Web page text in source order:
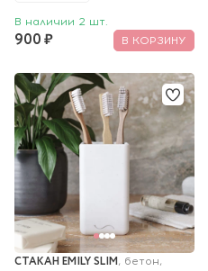
В наличии 2 шт.
900 ₽ В КОРЗИНУ
СТАКАН EMILY SLIM, бетон,